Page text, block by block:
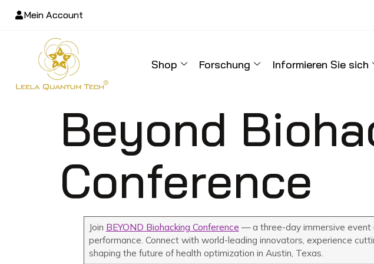
Mein Account
Shop Forschung Informieren Sie sich
Beyond
Conference
Join BEYOND Biohacking Conference — a three-day immersive event
performance. Connect with world-leading innovators, experience
shaping the future of health optimization in Austin, Texas.